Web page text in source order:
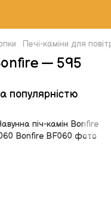
Печі-каміни для
— 595
популярністю